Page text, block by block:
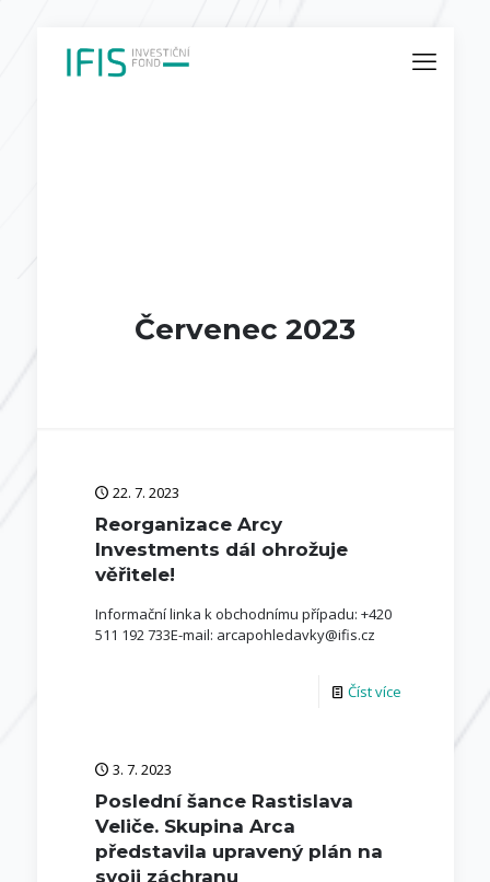
Červenec 2023
22. 7. 2023
Reorganizace Arcy
Investments dál ohrožuje
věřitele!
Informační linka k obchodnímu případu: +420
511 192 733E-mail: arcapohledavky@ifis.cz
Číst více
3. 7. 2023
Poslední šance Rastislava
Veliče. Skupina Arca
představila upravený plán na
svoji záchranu